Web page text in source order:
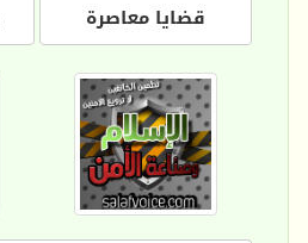
قضايا معاصرة